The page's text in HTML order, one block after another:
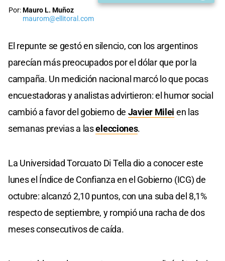
Por:Mauro L. Muñoz
maurom@ellitoral.com
El repunte se gestó en silencio, con los argentinos
parecían más preocupados por el dólar que por la
campaña. Un medición nacional marcó lo que pocas
encuestadoras y analistas advirtieron: el humor social
cambió a favor del gobierno de Javier Milei en las
semanas previas a laselecciones.
La Universidad Torcuato Di Tella dio a conocer este
lunes el Índice de Confianza en el Gobierno (ICG) de
octubre: alcanzó 2,10 puntos, con una suba del 8,1%
respecto de septiembre, y rompió una racha de dos
meses consecutivos de caída.